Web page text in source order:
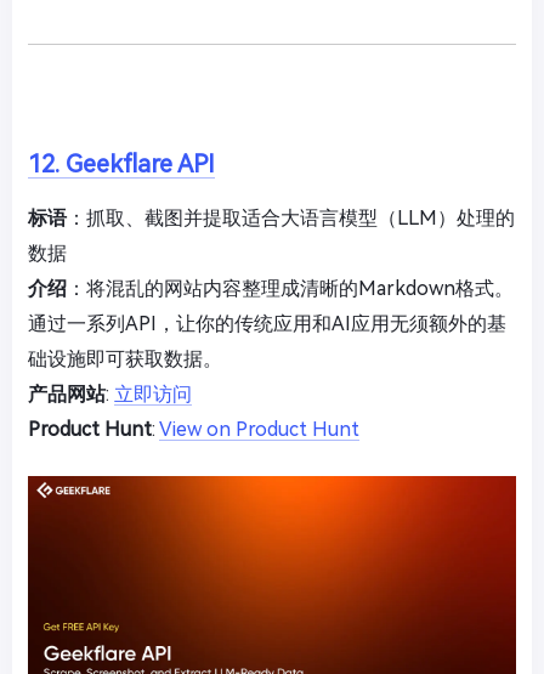
12. Geekflare API
标语：抓取、截图并提取适合大语言模型（LLM）处理的
数据
介绍 ：将混乱的网站内容整理成清晰的Markdown格式。
通过一系列API，让你的传统应用和AI应用无须额外的基
础设施即可获取数据。
产品网站: 立即访问
Product Hunt: View on Product Hunt